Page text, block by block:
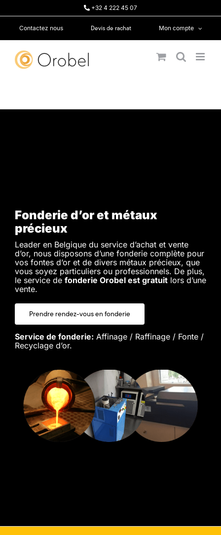
+32 4 222 45 07
Contactez nous Devis de rachat Mon compte
Fonderie d’or et métaux
précieux
Leader en Belgique du service d’achat et vente
d’or, nous disposons d’une fonderie complète pour
vos fontes d’or et de divers métaux précieux, que
vous soyez particuliers ou professionnels. De plus,
le service de fonderie Orobel est gratuitlors d’une
vente.
Prendre rendez-vous en fonderie
Service de fonderie: Affinage / Raffinage / Fonte /
Recyclage d’or.